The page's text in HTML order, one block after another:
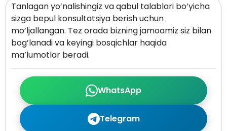
WhatsApp
Telegram
Tanlagan yo’nalishingiz va qabul talablari bo’yicha
sizga bepul konsultatsiya berish uchun
mo’ljallangan. Tez orada bizning jamoamiz siz bilan
bog’lanadi va keyingi bosqichlar haqida
ma’lumotlar beradi.